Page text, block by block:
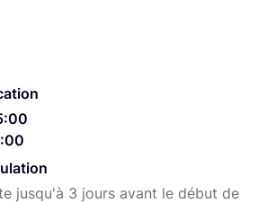
jusqu'à 3 jours avant le début de